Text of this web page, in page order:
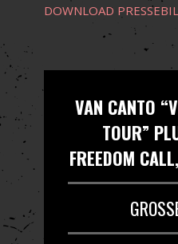
DOWNLOAD
VAN CANTO
TOUR”
FREEDOM